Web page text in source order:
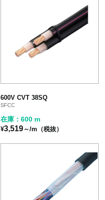
600V CVT 38SQ
SFCC
在庫：600 m
¥3,519～/m（税抜）